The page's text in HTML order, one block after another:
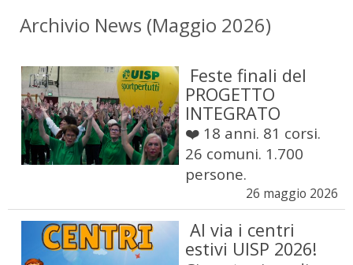
Archivio News (Maggio 2026)
Feste finali del
PROGETTO
INTEGRATO
❤️ 18 anni. 81 corsi.
26 comuni. 1.700
persone.
26 maggio 2026
Al via i centri
estivi UISP 2026!